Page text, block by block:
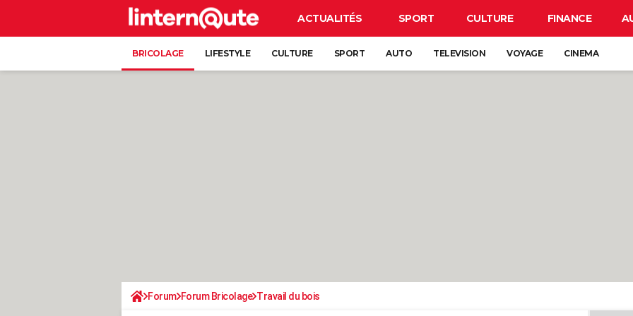
ACTUALITÉS SPORT CULTURE FINANCE
BRICOLAGE LIFESTYLE CULTURE SPORT AUTO TELEVISION VOYAGE CINEMA
Forum Forum Bricolage Travail du bois